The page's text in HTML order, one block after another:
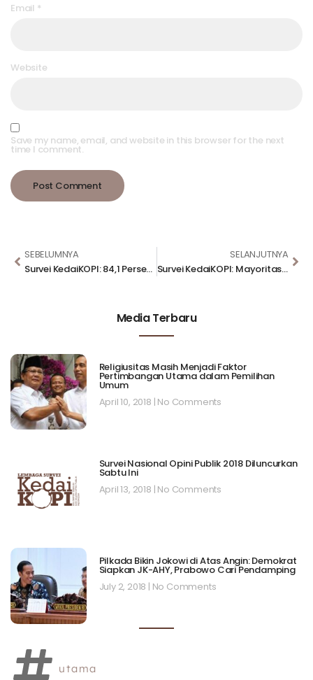
Email *
Website
Save my name, email, and website in this browser for the next
time I comment.
SEBELUMNYA
Survei KedaiKOPI: 84,1 Persen Pemudik Puas terhadap Kinerja Polri di Mudik Lebaran 2026
SELANJUTNYA
Survei KedaiKOPI: Mayoritas Orang Tua Dukung Penerapan SPMB, tetapi Belum Sepenuhnya Percaya dengan Sistemnya
Media Terbaru
Religiusitas Masih Menjadi Faktor
Pertimbangan Utama dalam Pemilihan
Umum
April 10, 2018 No Comments
Survei Nasional Opini Publik 2018 Diluncurkan
Sabtu Ini
April 13, 2018 No Comments
Pilkada Bikin Jokowi di Atas Angin: Demokrat
Siapkan JK-AHY, Prabowo Cari Pendamping
July 2, 2018 No Comments
utama